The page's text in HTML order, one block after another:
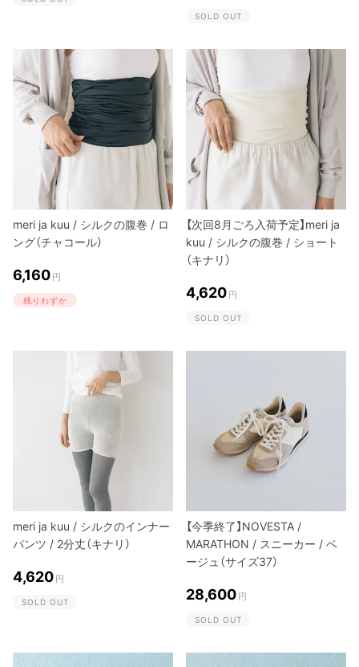
SOLD OUT
meri ja kuu / シルクの腹巻 / ロ
ング（チャコール）
6,160 円
残りわずか
【次回8月ごろ入荷予定】meri ja
kuu / シルクの腹巻 / ショート
（キナリ）
4,620 円
SOLD OUT
meri ja kuu / シルクのインナー
パンツ / 2分丈（キナリ）
4,620 円
SOLD OUT
【今季終了】NOVESTA /
MARATHON / スニーカー / ベ
ージュ（サイズ37）
28,600 円
SOLD OUT